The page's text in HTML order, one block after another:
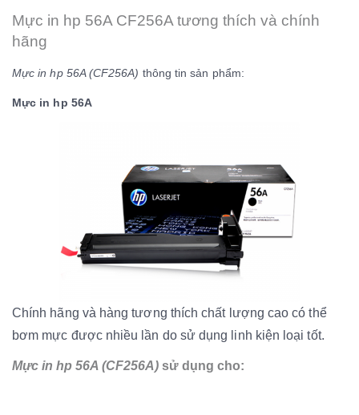
Mực in hp 56A CF256A tương thích và chính
hãng
Mực in hp 56A (CF256A) thông tin sản phẩm:
Mực in hp 56A
Chính hãng và hàng tương thích chất lượng cao có thể
bơm mực được nhiều lần do sử dụng linh kiện loại tốt.
Mực in hp 56A (CF256A) sử dụng cho: